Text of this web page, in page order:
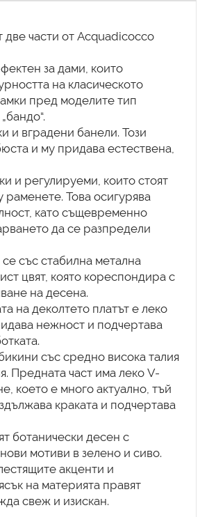
две части от Acquadicocco
за дами, които
на класическото
пред моделите тип
и вградени банели. Този
и му придава естествена,
и регулируеми, които стоят
раменете. Това осигурява
като същевременно
да се разпредели
със стабилна метална
цвят, която кореспондира с
на десена.
на деколтето платът е леко
нежност и подчертава
със средно висока талия
Предната част има леко V-
което е много актуално, тъй
краката и подчертава
ботанически десен с
мотиви в зелено и сиво.
акценти и
на материята правят
свеж и изискан.